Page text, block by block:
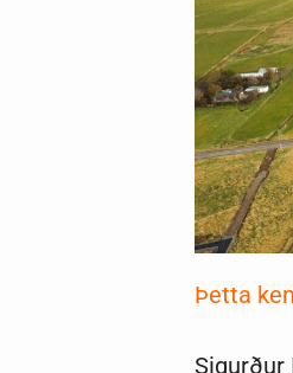
Þetta
Sigurður